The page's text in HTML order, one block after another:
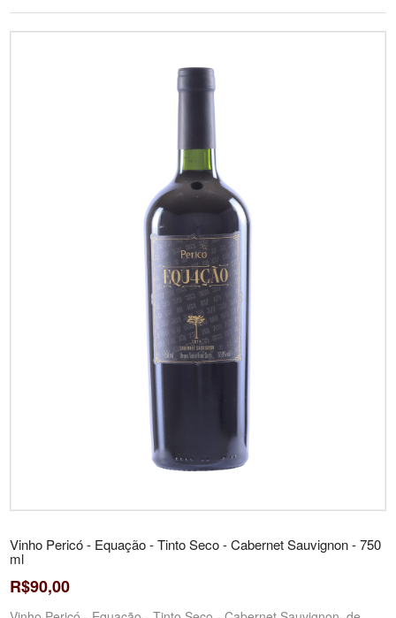
Vinho Pericó - Equação - Tinto Seco - Cabernet Sauvignon - 750
ml
R$90,00